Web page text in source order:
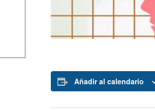
Añadir al calendario